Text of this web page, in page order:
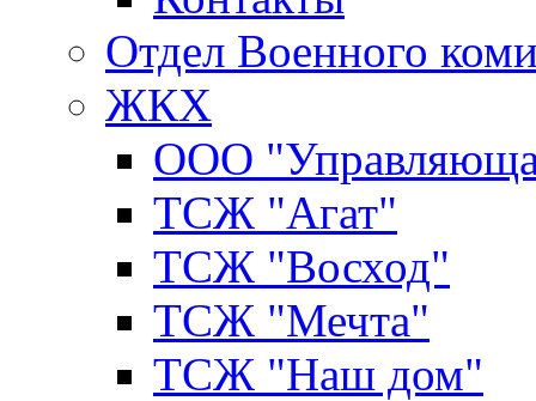
Отдел Военного
ЖКХ
ООО
ТСЖ "Агат"
ТСЖ "Восход"
ТСЖ "Мечта"
ТСЖ "Наш дом"